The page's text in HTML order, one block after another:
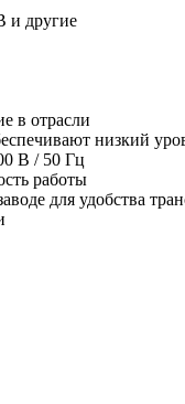
и другие
в отрасли
низкий
В / 50 Гц
работы
для удобства